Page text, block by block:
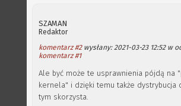
SZAMAN
Redaktor
komentarz #2wysłany: 2021-03-23 12:52 w
komentarz #1
Ale być może te usprawnienia pójdą na
kernela" i dzięki temu także dystrybucja
tym skorzysta.